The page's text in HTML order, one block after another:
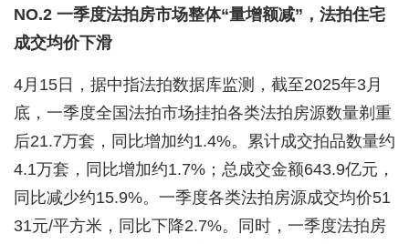
NO.2 一季度法拍房市场整体“量增额减”，法拍住宅
成交均价下滑
4月15日，据中指法拍数据库监测，截至2025年3月
底，一季度全国法拍市场挂拍各类法拍房源数量剃重
后21.7万套，同比增加约1.4%。累计成交拍品数量约
4.1万套，同比增加约1.7%；总成交金额643.9亿元，
同比减少约15.9%。一季度各类法拍房源成交均价51
31元/平方米，同比下降2.7%。同时，一季度法拍房